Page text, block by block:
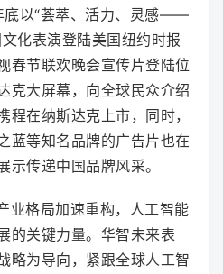
底以“荟萃、活力、灵感——
化表演登陆美国纽约时报
春节联欢晚会宣传片登陆位
克大屏幕，向全球民众介绍
程在纳斯达克上市，同时，
蓝等知名品牌的广告片也在
示传递中国品牌风采。
业格局加速重构，人工智能
的关键力量。华智未来表
略为导向，紧跟全球人工智